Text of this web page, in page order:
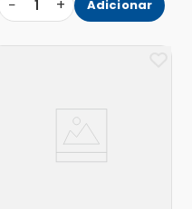
− 1 + Adicionar